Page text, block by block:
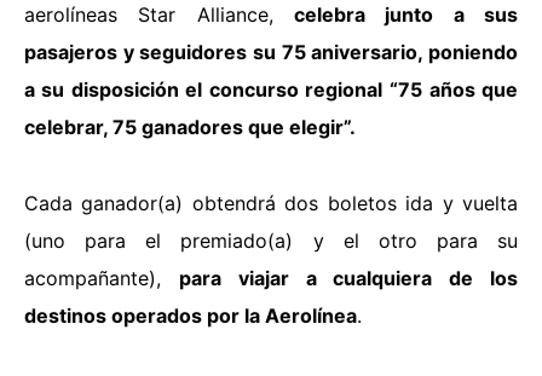
aerolíneas Star Alliance, celebra junto a sus
pasajeros y seguidores su 75 aniversario, poniendo
a su disposición el concurso regional “75 años que
celebrar, 75 ganadores que elegir”.
Cada ganador(a) obtendrá dos boletos ida y vuelta
(uno para el premiado(a) y el otro para su
acompañante), para viajar a cualquiera de los
destinos operados por la Aerolínea.